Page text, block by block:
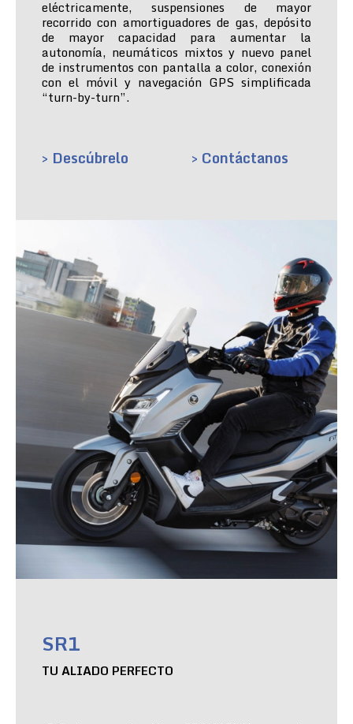
eléctricamente, suspensiones de mayor
recorrido con amortiguadores de gas, depósito
de mayor capacidad para aumentar la
autonomía, neumáticos mixtos y nuevo panel
de instrumentos con pantalla a color, conexión
con el móvil y navegación GPS simplificada
“turn-by-turn”.
> Descúbrelo > Contáctanos
SR1
TU ALIADO PERFECTO